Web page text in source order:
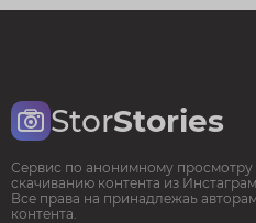
StorStories
Сервис по анонимному просмотру
скачиванию контента из
Все права на принадлежаь
контента.